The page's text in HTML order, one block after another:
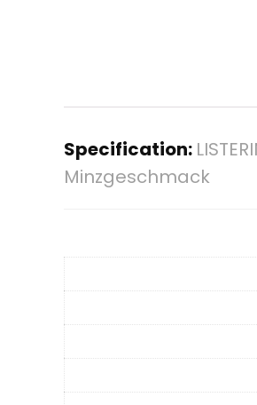
Specification:
Minzgeschmack